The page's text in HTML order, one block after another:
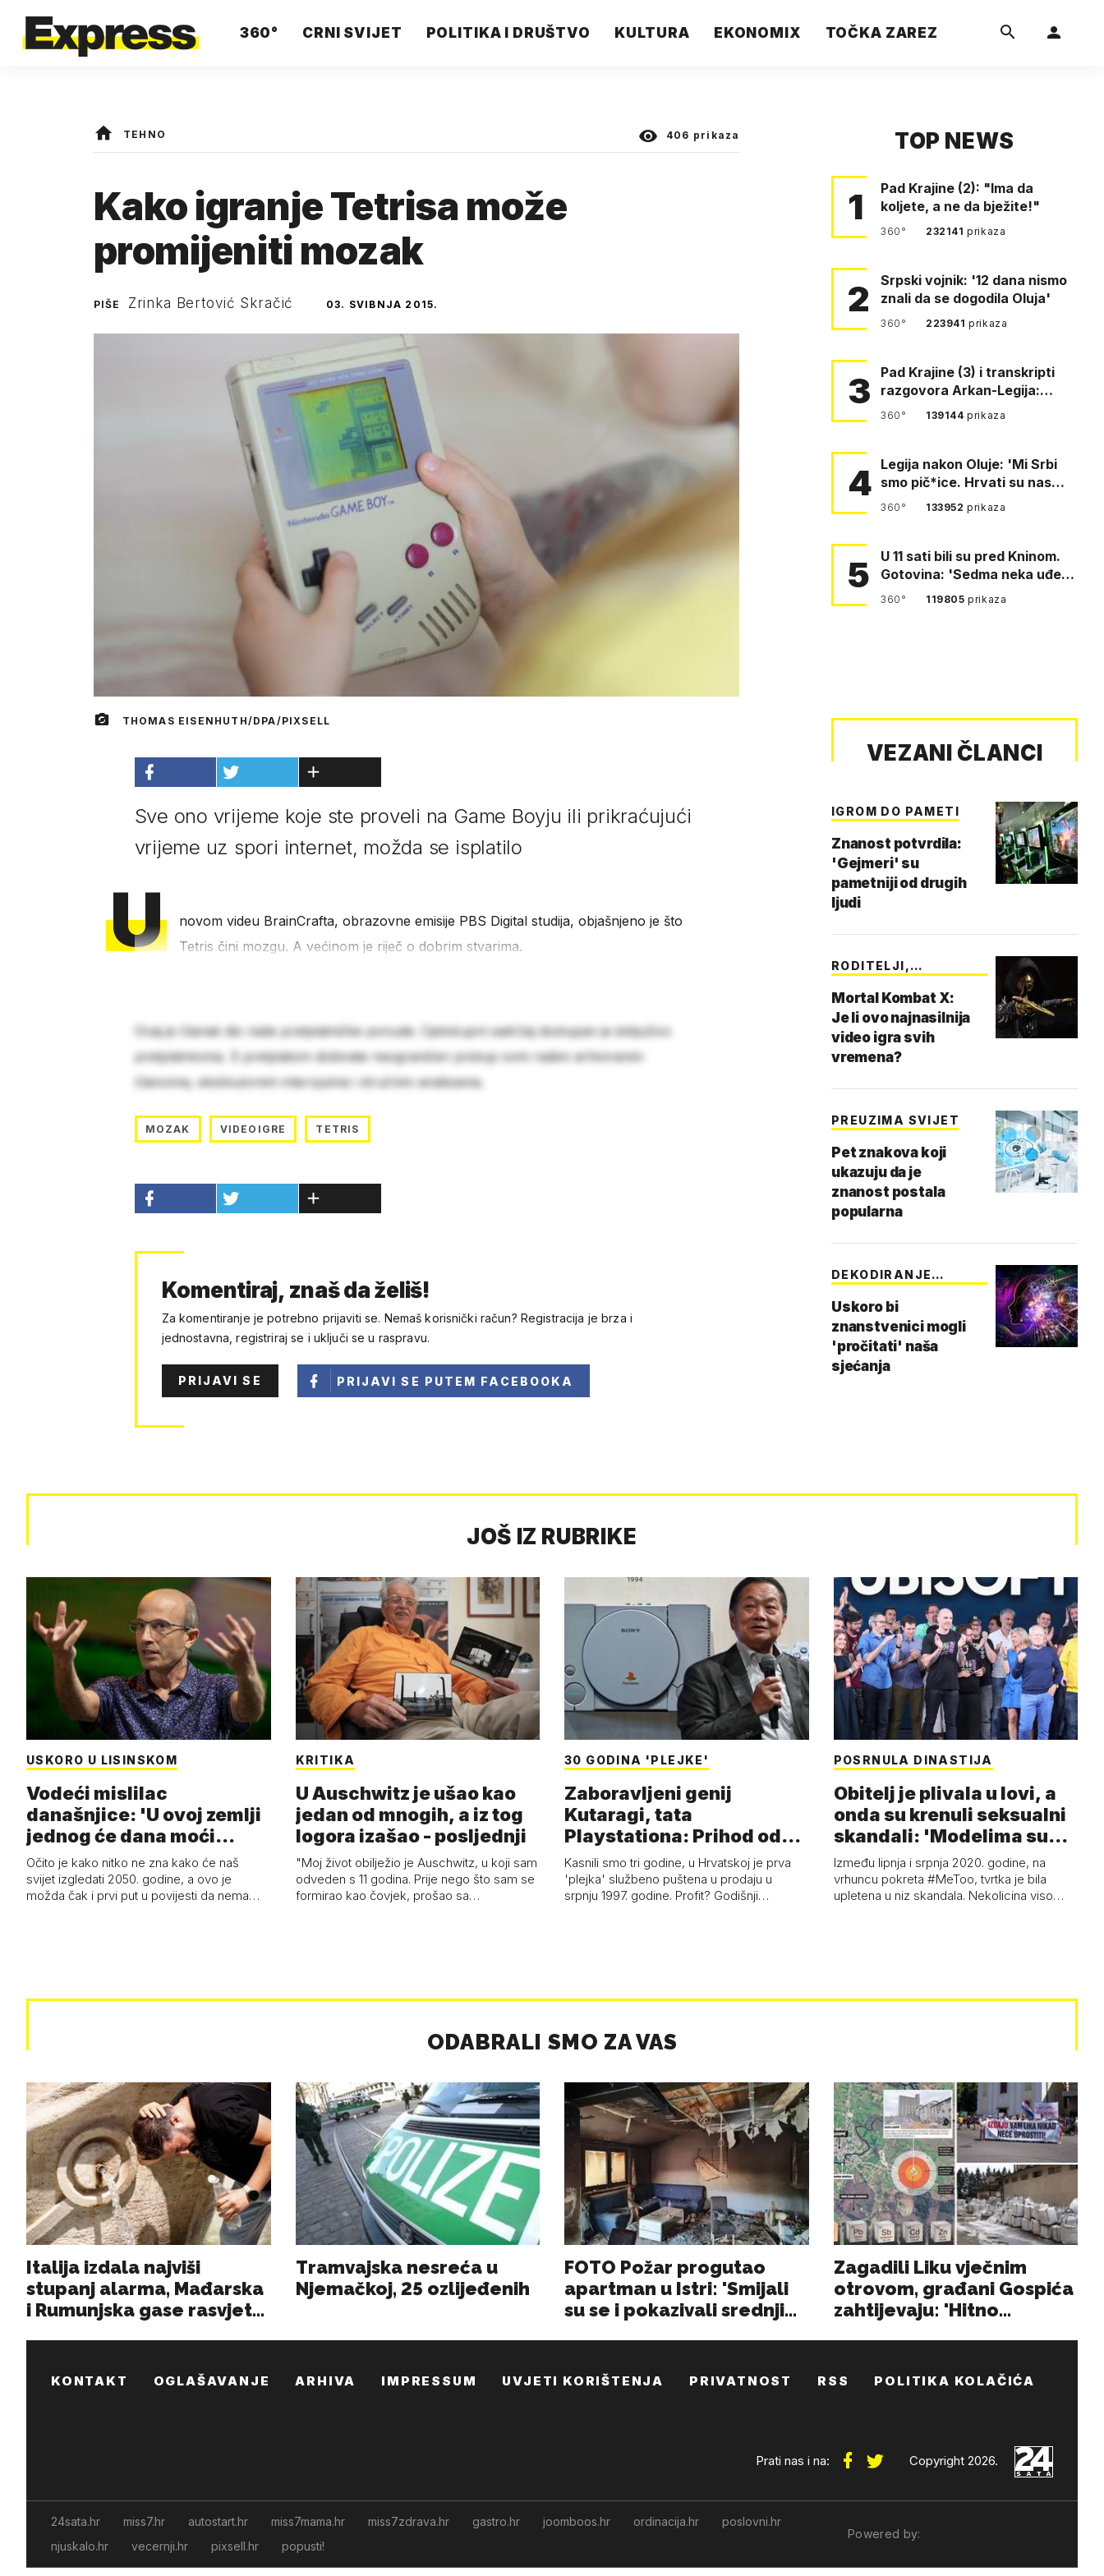
360° CRNI SVIJET POLITIKA I DRUŠTVO KULTURA EKONOMIX TOČKA ZAREZ
TEHNO 406 prikaza
Kako igranje Tetrisa može
promijeniti mozak
PIŠE Zrinka Bertović Skračić 03. SVIBNJA 2015.
THOMAS EISENHUTH/DPA/PIXSELL
Sve ono vrijeme koje ste proveli na Game Boyju ili prikraćujući
vrijeme uz spori internet, možda se isplatilo
U
novom videu BrainCrafta, obrazovne emisije PBS Digital studija, objašnjeno je što
Tetris čini mozgu. A većinom je riječ o dobrim stvarima.
Ovaj je članak dio naše pretplatničke ponude. Cjelokupni sadržaj dostupan je isključivo
pretplatnicima. S pretplatom dobivate neograničen pristup svim našim arhiviranim
člancima, ekskluzivnim intervjuima i stručnim analizama.
MOZAK VIDEOIGRE TETRIS
Komentiraj, znaš da želiš!
Za komentiranje je potrebno prijaviti se. Nemaš korisnički račun? Registracija je brza i
jednostavna, registriraj se i uključi se u raspravu.
PRIJAVI SE PRIJAVI SE PUTEM FACEBOOKA
TOP NEWS
1
Pad Krajine (2): "Ima da
koljete, a ne da bježite!"
360° 232141prikaza
2
Srpski vojnik: '12 dana nismo
znali da se dogodila Oluja'
360° 223941prikaza
3
Pad Krajine (3) i transkripti
razgovora Arkan-Legija:
'Čujem, prelazite ustašam…
360° 139144prikaza
4 Legija nakon Oluje: 'Mi Srbi
smo pič*ice. Hrvati su nas
pomeli!'
360° 133952prikaza
5
U 11 sati bili su pred Kninom.
Gotovina: 'Sedma neka uđe,
4. gardijska neka g…
360° 119805prikaza
VEZANI ČLANCI
IGROM DO PAMETI
Znanost potvrdila:
'Gejmeri' su
pametniji od drugih
ljudi
RODITELJI,
Mortal Kombat X:
Je li ovo najnasilnija
video igra svih
vremena?
PREUZIMA SVIJET
Pet znakova koji
ukazuju da je
znanost postala
popularna
DEKODIRANJE
Uskoro bi
znanstvenici mogli
'pročitati' naša
sjećanja
JOŠ IZ RUBRIKE
USKORO U LISINSKOM
Vodeći mislilac
današnjice: 'U ovoj zemlji
jednog će dana moći
razviti i superl…
Očito je kako nitko ne zna kako će naš
svijet izgledati 2050. godine, a ovo je
možda čak i prvi put u povijesti da nema…
KRITIKA
U Auschwitz je ušao kao
jedan od mnogih, a iz tog
logora izašao - posljednji
"Moj život obilježio je Auschwitz, u koji sam
odveden s 11 godina. Prije nego što sam se
formirao kao čovjek, prošao sa…
30 GODINA 'PLEJKE'
Zaboravljeni genij
Kutaragi, tata
Playstationa: Prihod od
'plejke' kao hrvatski…
Kasnili smo tri godine, u Hrvatskoj je prva
'plejka' službeno puštena u prodaju u
srpnju 1997. godine. Profit? Godišnji…
POSRNULA DINASTIJA
Obitelj je plivala u lovi, a
onda su krenuli seksualni
skandali: 'Modelima su
s…
Između lipnja i srpnja 2020. godine, na
vrhuncu pokreta #MeToo, tvrtka je bila
upletena u niz skandala. Nekolicina viso…
KONTAKT OGLAŠAVANJE ARHIVA IMPRESSUM UVJETI KORIŠTENJA PRIVATNOST RSS POLITIKA KOLAČIĆA
Prati nas i na: Copyright 2026.
24sata.hr miss7.hr autostart.hr miss7mama.hr miss7zdrava.hr gastro.hr joomboos.hr ordinacija.hr
poslovni.hr
njuskalo.hr
vecernji.hr pixsell.hr popusti!
Powered by: